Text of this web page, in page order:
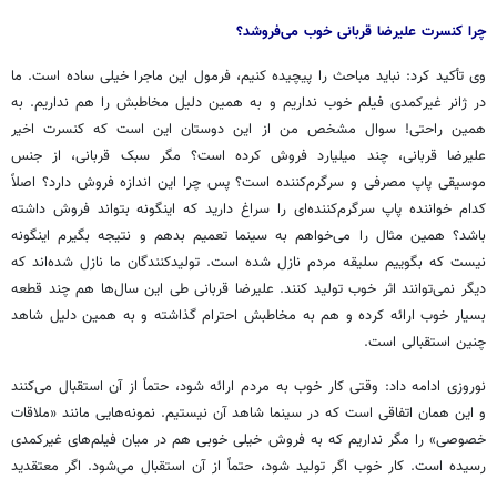
چرا کنسرت علیرضا قربانی خوب می‌فروشد؟
وی تأکید کرد: نباید مباحث را پیچیده کنیم، فرمول این ماجرا خیلی ساده است. ما
در ژانر غیرکمدی فیلم خوب نداریم و به همین دلیل مخاطبش را هم نداریم. به
همین راحتی! سوال مشخص من از این دوستان این است که کنسرت اخیر
علیرضا قربانی، چند میلیارد فروش کرده است؟ مگر سبک قربانی، از جنس
موسیقی پاپ مصرفی و سرگرم‌کننده است؟ پس چرا این اندازه فروش دارد؟ اصلاً
کدام خواننده پاپ سرگرم‌کننده‌ای را سراغ دارید که اینگونه بتواند فروش داشته
باشد؟ همین مثال را می‌خواهم به سینما تعمیم بدهم و نتیجه بگیرم اینگونه
نیست که بگوییم سلیقه مردم نازل شده است. تولیدکنندگان ما نازل شده‌اند که
دیگر نمی‌توانند اثر خوب تولید کنند. علیرضا قربانی طی این سال‌ها هم چند قطعه
بسیار خوب ارائه کرده و هم به مخاطبش احترام گذاشته و به همین دلیل شاهد
چنین استقبالی است.
نوروزی ادامه داد: وقتی کار خوب به مردم ارائه شود، حتماً از آن استقبال می‌کنند
و این همان اتفاقی است که در سینما شاهد آن نیستیم. نمونه‌هایی مانند «ملاقات
خصوصی» را مگر نداریم که به فروش خیلی خوبی هم در میان فیلم‌های غیرکمدی
رسیده است. کار خوب اگر تولید شود، حتماً از آن استقبال می‌شود. اگر معتقدید